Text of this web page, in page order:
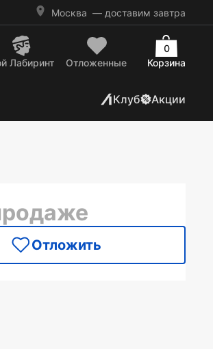
Москва — доставим завтра
Лабиринт Отложенные Корзина
0
Клуб Акции
Отложить